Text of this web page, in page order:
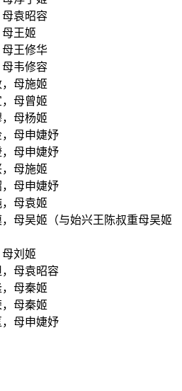
母袁昭容
王姬
母王修华
母韦修容
母施姬
母曾姬
母杨姬
母申婕妤
母申婕妤
母施姬
母申婕妤
母袁姬
母吴姬（与始兴王陈叔重母吴姬
刘姬
母袁昭容
母秦姬
母秦姬
母申婕妤